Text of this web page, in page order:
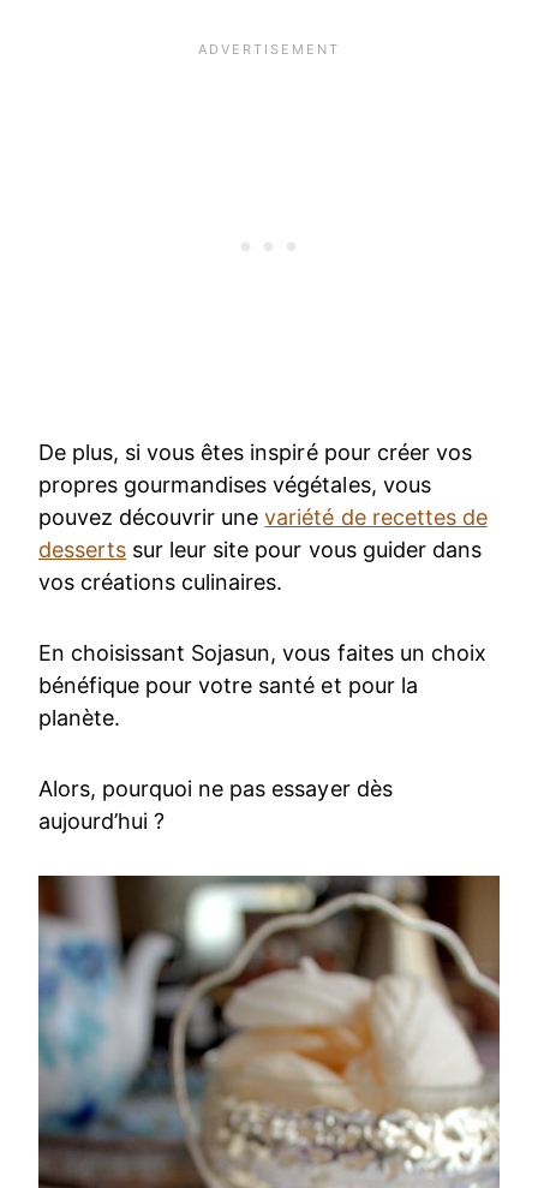
De plus, si vous êtes inspiré pour créer vos
propres gourmandises végétales, vous
pouvez découvrir unevariété de recettes de
desserts sur leur site pour vous guider dans
vos créations culinaires.
En choisissant Sojasun, vous faites un choix
bénéfique pour votre santé et pour la
planète.
Alors, pourquoi ne pas essayer dès
aujourd’hui ?